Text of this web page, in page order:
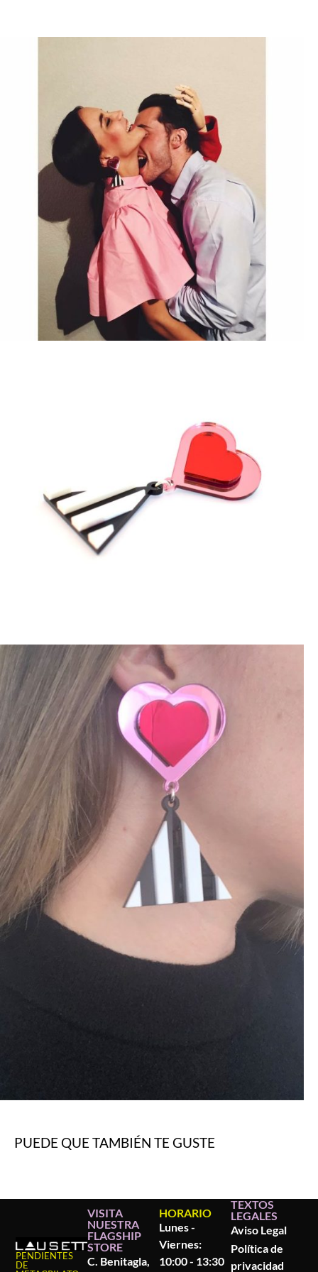
PUEDE QUE TAMBIÉN TE GUSTE
PENDIENTES
DE
VISITA
NUESTRA
FLAGSHIP
STORE
C. Benitagla,
HORARIO
Lunes -
Viernes:
10:00 - 13:30
TEXTOS
LEGALES
Aviso Legal
Política de
privacidad